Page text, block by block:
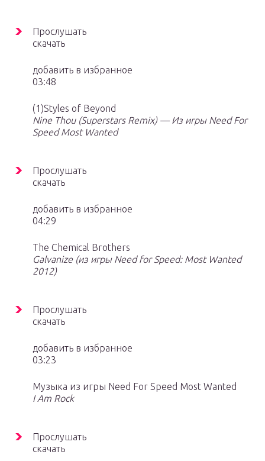
Прослушать
скачать
добавить в избранное
03:48
(1)Styles of Beyond
Nine Thou (Superstars Remix) — Из игры Need For
Speed Most Wanted
Прослушать
скачать
добавить в избранное
04:29
The Chemical Brothers
Galvanize (из игры Need for Speed: Most Wanted
2012)
Прослушать
скачать
добавить в избранное
03:23
Музыка из игры Need For Speed Most Wanted
I Am Rock
Прослушать
скачать